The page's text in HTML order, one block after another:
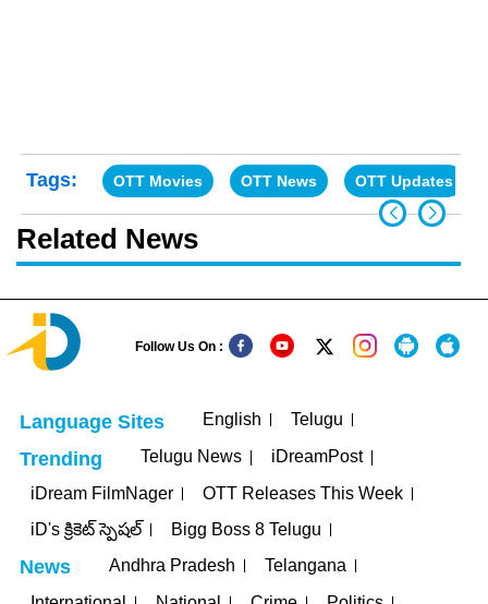
Tags: OTT Movies OTT News OTT Updates
Related News
Follow Us On :
Language Sites English Telugu
Trending Telugu News
iDreamPost
iDream FilmNager
OTT Releases This Week
iD's క్రికెట్ స్పెషల్
Bigg Boss 8 Telugu
News Andhra Pradesh
Telangana